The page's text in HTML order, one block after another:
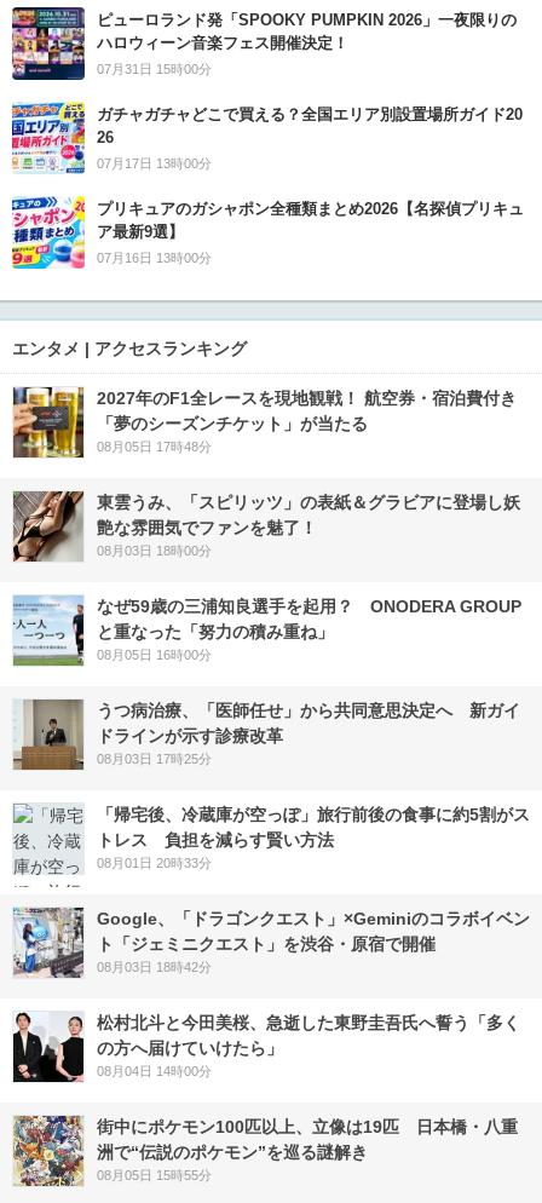
ピューロランド発「SPOOKY PUMPKIN 2026」一夜限りの
ハロウィーン音楽フェス開催決定！
07月31日 15時00分
ガチャガチャどこで買える？全国エリア別設置場所ガイド20
26
07月17日 13時00分
プリキュアのガシャポン全種類まとめ2026【名探偵プリキュ
ア最新9選】
07月16日 13時00分
エンタメ | アクセスランキング
2027年のF1全レースを現地観戦！ 航空券・宿泊費付き
「夢のシーズンチケット」が当たる
08月05日 17時48分
東雲うみ、「スピリッツ」の表紙＆グラビアに登場し妖
艶な雰囲気でファンを魅了！
08月03日 18時00分
なぜ59歳の三浦知良選手を起用？ ONODERA GROUP
と重なった「努力の積み重ね」
08月05日 16時00分
うつ病治療、「医師任せ」から共同意思決定へ 新ガイ
ドラインが示す診療改革
08月03日 17時25分
「帰宅後、冷蔵庫が空っぽ」旅行前後の食事に約5割がス
トレス 負担を減らす賢い方法
08月01日 20時33分
Google、「ドラゴンクエスト」×Geminiのコラボイベン
ト「ジェミニクエスト」を渋谷・原宿で開催
08月03日 18時42分
松村北斗と今田美桜、急逝した東野圭吾氏へ誓う「多く
の方へ届けていけたら」
08月04日 14時00分
街中にポケモン100匹以上、立像は19匹 日本橋・八重
洲で“伝説のポケモン”を巡る謎解き
08月05日 15時55分